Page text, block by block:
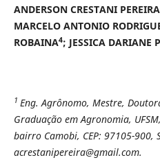
ANDERSON CRESTANI PEREIRA
MARCELO ANTONIO
ROBAINA4; JESSICA DARIANE
1 Eng. Agrônomo, Mestre,
Graduação em Agronomia,
bairro Camobi, CEP: 97105-900,
acrestanipereira@gmail.com.